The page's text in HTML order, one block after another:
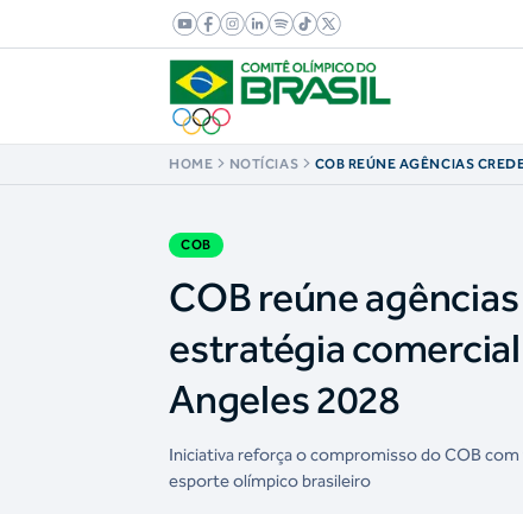
HOME NOTÍCIAS
COB REÚNE AGÊNCIAS
COB
COB reúne
estratégia
Angeles 2028
Iniciativa reforça o compromisso do COB
esporte olímpico brasileiro